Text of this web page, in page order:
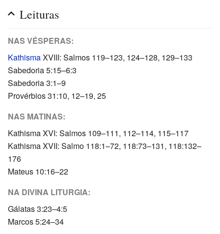
Leituras
NAS VÉSPERAS:
KathismaXVIII: Salmos 119–123, 124–128, 129–133
Sabedoria 5:15–6:3
Sabedoria 3:1–9
Provérbios 31:10, 12–19, 25
NAS MATINAS:
Kathisma XVI: Salmos 109–111, 112–114, 115–117
Kathisma XVII: Salmo 118:1–72, 118:73–131, 118:132–
176
Mateus 10:16–22
NA DIVINA LITURGIA:
Gálatas 3:23–4:5
Marcos 5:24–34